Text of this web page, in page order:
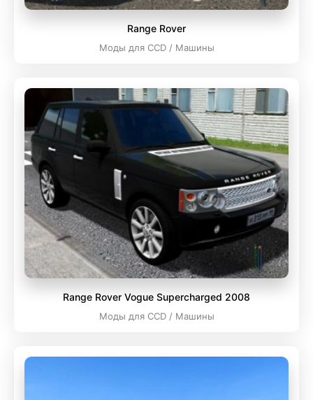
Range Rover
Моды для CCD / Машины
Range Rover Vogue Supercharged 2008
Моды для CCD / Машины